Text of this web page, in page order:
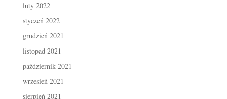
luty 2022
styczeń 2022
grudzień 2021
listopad 2021
październik 2021
wrzesień 2021
sierpień 2021